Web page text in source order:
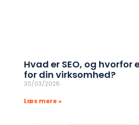
Hvad er SEO, og
for din virksomhed?
30/03/2026
Læs mere »